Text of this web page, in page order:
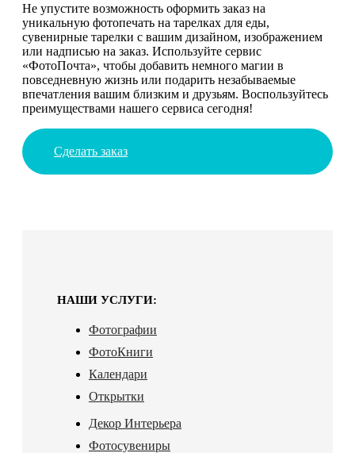
Не упустите возможность оформить заказ на
уникальную фотопечать на тарелках для еды,
сувенирные тарелки с вашим дизайном, изображением
или надписью на заказ. Используйте сервис
«ФотоПочта», чтобы добавить немного магии в
повседневную жизнь или подарить незабываемые
впечатления вашим близким и друзьям. Воспользуйтесь
преимуществами нашего сервиса сегодня!
Сделать заказ
НАШИ УСЛУГИ:
Фотографии
ФотоКниги
Календари
Открытки
Декор Интерьера
Фотосувениры